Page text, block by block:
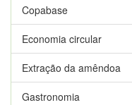
Copabase
Economia circular
Extração da amêndoa
Gastronomia